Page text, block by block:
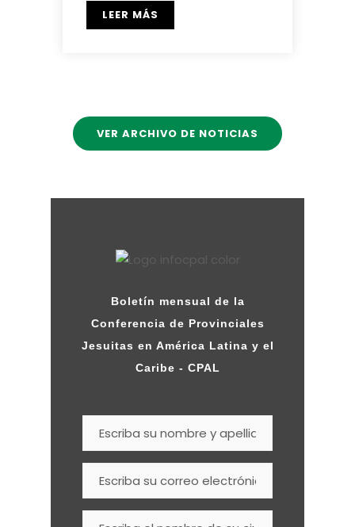
LEER MÁS
VER ARCHIVO DE NOTICIAS
Boletín mensual de la
Conferencia de Provinciales
Jesuitas en América Latina y el
Caribe - CPAL